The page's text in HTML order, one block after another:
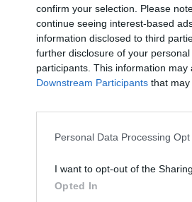
confirm your selection. Please
continue seeing interest-based
information disclosed to third
further disclosure of your
participants. This information
Downstream Participants that may
Personal Data Processing
I want to opt-out of the
Opted In
opisują działanieayahuascijako
Spożyciu
,że ayahuascanie
być zgubne w skutkach.
tygodniu wyemitowała
ją z dopalaczami a
i….